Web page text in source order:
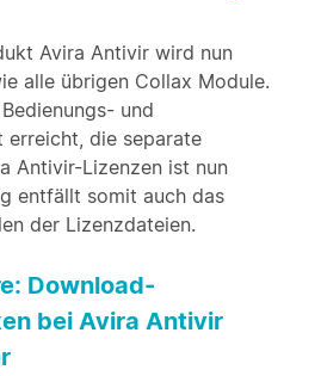
Avira Antivir wird nun
alle übrigen Collax Module.
und
die separate
Antivir-Lizenzen ist nun
entfällt somit auch das
der Lizenzdateien.
Download-
bei Avira Antivir